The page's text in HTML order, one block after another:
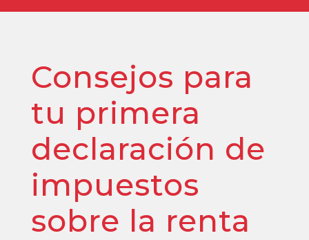
Consejos para
tu primera
declaración de
impuestos
sobre la renta